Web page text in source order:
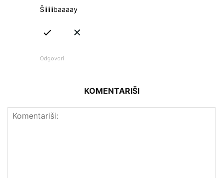
Šiiiiiibaaaay
Odgovori
KOMENTARIŠI